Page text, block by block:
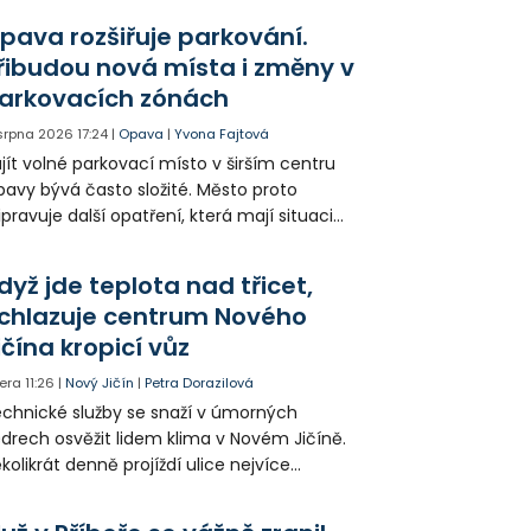
Případem už se zabývá policie, která
psa hledá.
rozšiřuje parkování.
nová místa i změny v
zónách
2026 17:24 | Opava |Yvona Fajtová
volné parkovací místo v širším centru
bývá často složité. Město proto
další opatření, která mají situaci
řidiče v parkovacích zónách.
jde teplota nad třicet,
centrum Nového
kropicí vůz
11:26 |Nový Jičín |Petra Dorazilová
služby se snaží v úmorných
osvěžit lidem klima v Novém Jičíně.
denně projíždí ulice nejvíce